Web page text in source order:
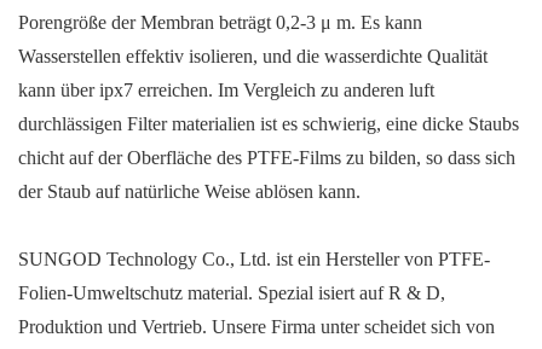
Porengröße der Membran beträgt 0,2-3 μ m. Es kann
Wasserstellen effektiv isolieren, und die wasserdichte Qualität
kann über ipx7 erreichen. Im Vergleich zu anderen luft
durchlässigen Filter materialien ist es schwierig, eine dicke Staubs
chicht auf der Oberfläche des PTFE-Films zu bilden, so dass sich
der Staub auf natürliche Weise ablösen kann.
SUNGOD Technology Co., Ltd. ist ein Hersteller von PTFE-
Folien-Umweltschutz material. Spezial isiert auf R & D,
Produktion und Vertrieb. Unsere Firma unter scheidet sich von